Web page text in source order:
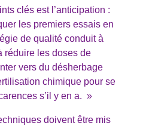
clés est l’anticipation :
les premiers essais en
de qualité conduit à
réduire les doses de
vers du désherbage
chimique pour se
s’il y en a. »
doivent être mis